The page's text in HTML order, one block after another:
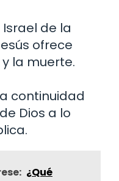
de la
ofrece
la muerte.
continuidad
Dios a lo
¿Qué